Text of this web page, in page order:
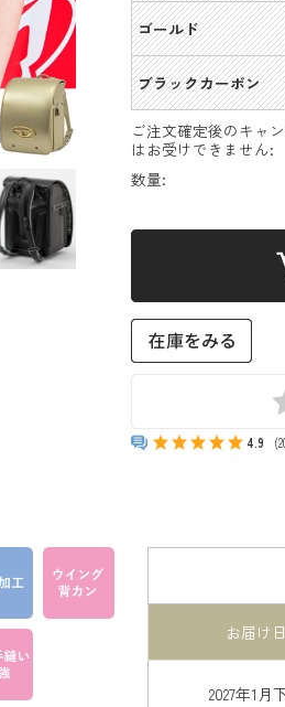
ゴールド
ブラックカーボン
ご注文確定後のキャ
はお受けできません:
数量:
4.9
お届け日
2027年1月